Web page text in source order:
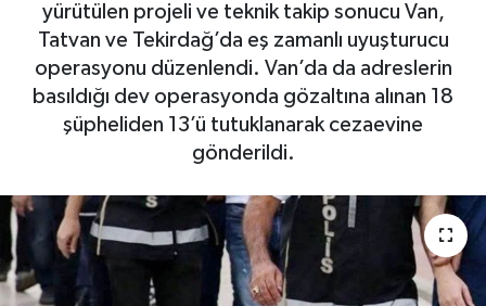
yürütülen projeli ve teknik takip sonucu Van,
Tatvan ve Tekirdağ’da eş zamanlı uyuşturucu
operasyonu düzenlendi. Van’da da adreslerin
basıldığı dev operasyonda gözaltına alınan 18
şüpheliden 13’ü tutuklanarak cezaevine
gönderildi.
Haber Arşivi